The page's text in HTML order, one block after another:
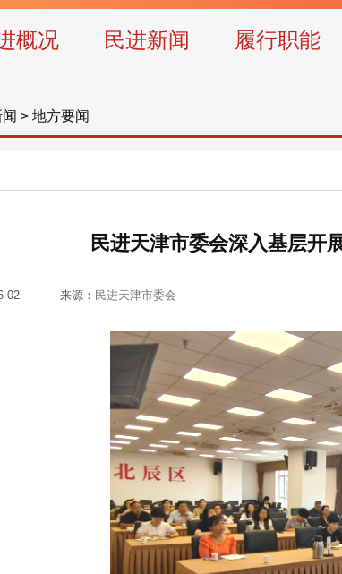
概况 民进新闻 履行职能
> 地方要闻
民进天津市委会深入基层开
02 来源： 民进天津市委会